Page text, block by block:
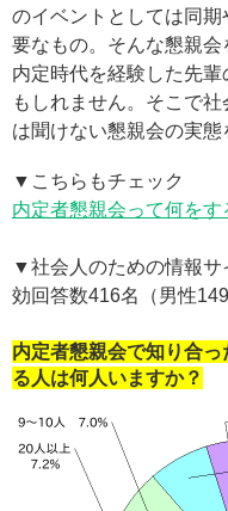
のイベントとしては同
要なもの。そんな懇親会
内定時代を経験した先
もしれません。そこで
は聞けない懇親会の実態
▼こちらもチェック
内定者懇親会って何を
▼社会人のための情報サ
効回答数416名（男性
内定者懇親会で知り合
る人は何人いますか？